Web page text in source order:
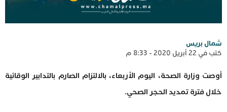
شمال بريس
كتب في 22 أبريل 2020 - 8:33 م
أوصت وزارة الصحة، اليوم الأربعاء، بالالتزام الصارم بالتدابير الوقائية
خلال فترة تمديد الحجر الصحي.